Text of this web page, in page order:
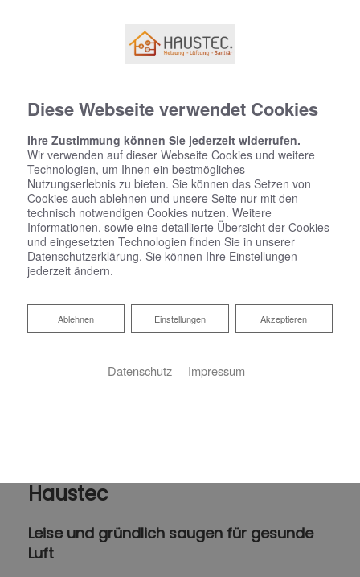
Haustec
Leise und gründlich saugen für gesunde
Luft
Diese Webseite verwendet Cookies
Ihre Zustimmung können Sie jederzeit widerrufen.
Wir verwenden auf dieser Webseite Cookies und weitere
Technologien, um Ihnen ein bestmögliches
Nutzungserlebnis zu bieten. Sie können das Setzen von
Cookies auch ablehnen und unsere Seite nur mit den
technisch notwendigen Cookies nutzen. Weitere
Informationen, sowie eine detaillierte Übersicht der Cookies
und eingesetzten Technologien finden Sie in unserer
Datenschutzerklärung. Sie können Ihre Einstellungen
jederzeit ändern.
Akzeptieren
Einstellungen
Ablehnen
Ablehnen
Datenschutz Impressum